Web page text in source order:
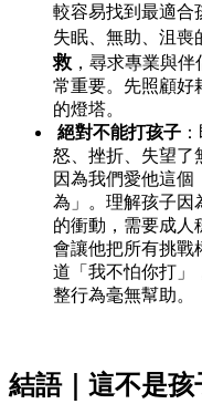
較容易找到最適合
失眠、無助、沮喪
救 ，尋求專業與
常重要。先照顧好
的燈塔。
絕對不能打孩子
怒、挫折、失望了
因為我們愛他這個
為」。理解孩子因
的衝動，需要成人
會讓他把所有挑戰
道「我不怕你打」
整行為毫無幫助。
結語｜這不是孩